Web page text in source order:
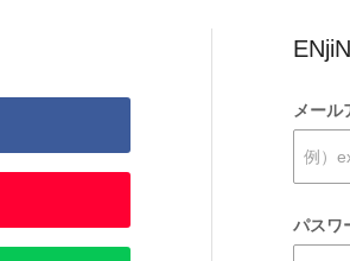
メール
パスワ